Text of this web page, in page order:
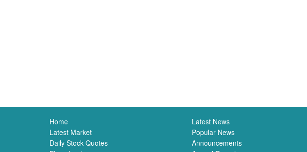
Home
Latest Market
Daily Stock Quotes
Latest News
Popular News
Announcements